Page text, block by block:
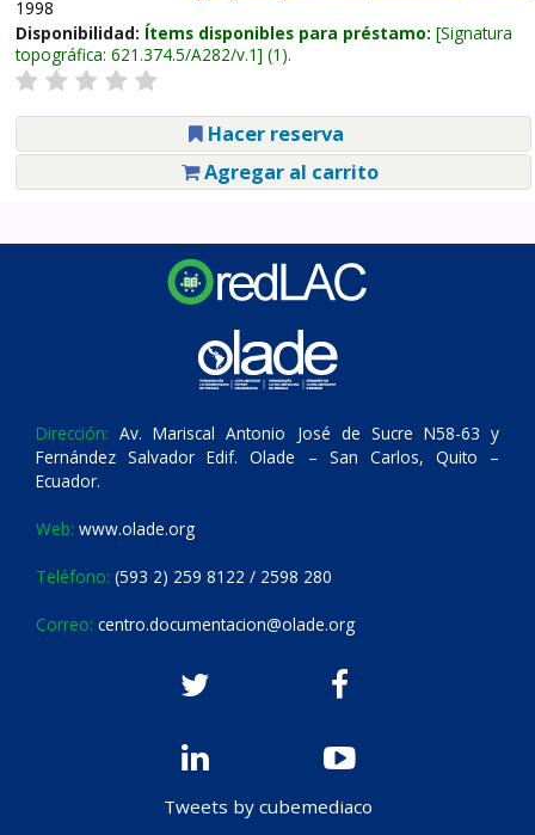
1998
Disponibilidad: Ítems disponibles para préstamo: Signatura
topográfica: 621.374.5/A282/v.1 (1).
Hacer reserva
Agregar al carrito
Dirección: Av. Mariscal Antonio José de Sucre N58-63 y
Fernández Salvador Edif. Olade – San Carlos, Quito –
Ecuador.
Web: www.olade.org
Teléfono: (593 2) 259 8122 / 2598 280
Correo: centro.documentacion@olade.org
Tweets by cubemediaco